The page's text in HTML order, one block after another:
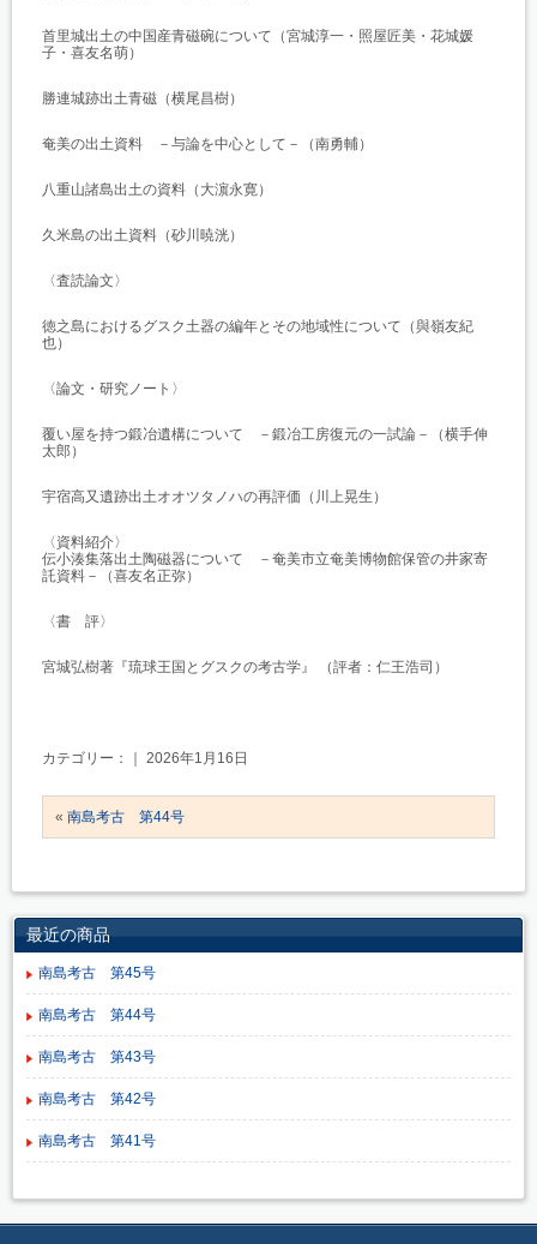
首里城出土の中国産青磁碗について（宮城淳一・照屋匠美・花城媛
子・喜友名萌）
勝連城跡出土青磁（横尾昌樹）
奄美の出土資料 －与論を中心として－（南勇輔）
八重山諸島出土の資料（大濵永寛）
久米島の出土資料（砂川暁洸）
〈査読論文〉
徳之島におけるグスク土器の編年とその地域性について（與嶺友紀
也）
〈論文・研究ノート〉
覆い屋を持つ鍛冶遺構について －鍛冶工房復元の一試論－（横手伸
太郎）
宇宿高又遺跡出土オオツタノハの再評価（川上晃生）
〈資料紹介〉
伝小湊集落出土陶磁器について －奄美市立奄美博物館保管の井家寄
託資料－（喜友名正弥）
〈書 評〉
宮城弘樹著『琉球王国とグスクの考古学』 （評者：仁王浩司）
カテゴリー：｜ 2026年1月16日
« 南島考古 第44号
最近の商品
南島考古 第45号
南島考古 第44号
南島考古 第43号
南島考古 第42号
南島考古 第41号